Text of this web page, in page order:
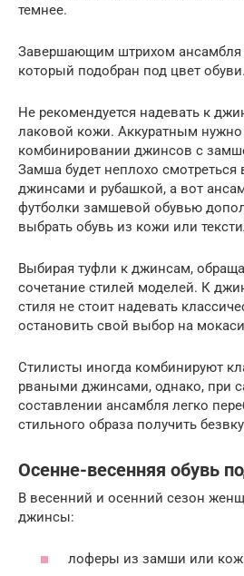
темнее.
Завершающим штрихом ансамбля
который подобран под цвет обуви.
Не рекомендуется надевать к
лаковой кожи. Аккуратным
комбинировании джинсов с
Замша будет неплохо смотреться
джинсами и рубашкой, а вот
футболки замшевой обувью
выбрать обувь из кожи или
Выбирая туфли к джинсам,
сочетание стилей моделей. К
стиля не стоит надевать
остановить свой выбор на
Стилисты иногда комбинируют
рваными джинсами, однако, при
составлении ансамбля легко
стильного образа получить
Осенне-весенняя обувь
В весенний и осенний сезон
джинсы:
лоферы из замши или